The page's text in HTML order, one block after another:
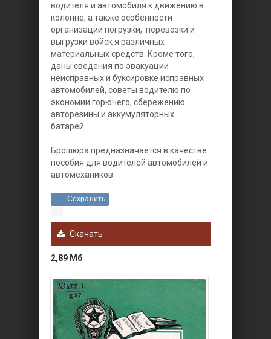
водителя и автомобиля к движению в
колонне, а также особенности
организации погрузки, .перевозки и
выгрузки войск я различных
материальных средств. Кроме того,
даны сведения по эвакуации
неисправных и буксировке исправных
автомобилей, советы водителю по
экономии горючего, сбережению
авторезины и аккумуляторных
батарей.
Брошюра предназначается в качестве
пособия для водителей автомобилей и
автомехаников.
Сохранить
Скачать
2,89 Мб